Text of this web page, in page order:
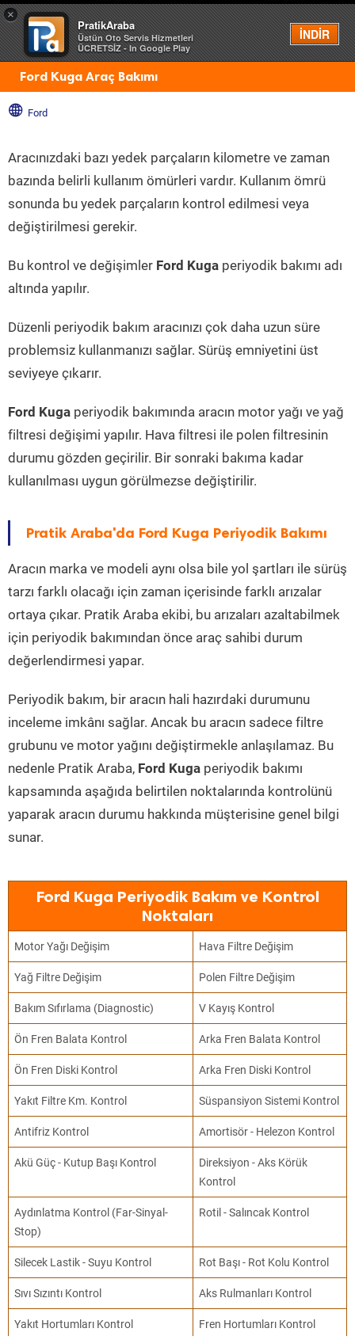
×
PratikAraba
Üstün Oto Servis Hizmetleri
ÜCRETSİZ - In Google Play
İNDİR
Menü
Ford Kuga Araç Bakımı
Ford
Aracınızdaki bazı yedek parçaların kilometre ve zaman
bazında belirli kullanım ömürleri vardır. Kullanım ömrü
sonunda bu yedek parçaların kontrol edilmesi veya
değiştirilmesi gerekir.
Bu kontrol ve değişimler Ford Kuga periyodik bakımı adı
altında yapılır.
Düzenli periyodik bakım aracınızı çok daha uzun süre
problemsiz kullanmanızı sağlar. Sürüş emniyetini üst
seviyeye çıkarır.
Ford Kuga periyodik bakımında aracın motor yağı ve yağ
filtresi değişimi yapılır. Hava filtresi ile polen filtresinin
durumu gözden geçirilir. Bir sonraki bakıma kadar
kullanılması uygun görülmezse değiştirilir.
Pratik Araba'da Ford Kuga Periyodik Bakımı
Aracın marka ve modeli aynı olsa bile yol şartları ile sürüş
tarzı farklı olacağı için zaman içerisinde farklı arızalar
ortaya çıkar. Pratik Araba ekibi, bu arızaları azaltabilmek
için periyodik bakımından önce araç sahibi durum
değerlendirmesi yapar.
Periyodik bakım, bir aracın hali hazırdaki durumunu
inceleme imkânı sağlar. Ancak bu aracın sadece filtre
grubunu ve motor yağını değiştirmekle anlaşılamaz. Bu
nedenle Pratik Araba, Ford Kuga periyodik bakımı
kapsamında aşağıda belirtilen noktalarında kontrolünü
yaparak aracın durumu hakkında müşterisine genel bilgi
sunar.
Ford Kuga Periyodik Bakım ve Kontrol
Noktaları
Motor Yağı Değişim Hava Filtre Değişim
Yağ Filtre Değişim Polen Filtre Değişim
Bakım Sıfırlama (Diagnostic) V Kayış Kontrol
Ön Fren Balata Kontrol Arka Fren Balata Kontrol
Ön Fren Diski Kontrol Arka Fren Diski Kontrol
Yakıt Filtre Km. Kontrol Süspansiyon Sistemi Kontrol
Antifriz Kontrol Amortisör - Helezon Kontrol
Akü Güç - Kutup Başı Kontrol
Direksiyon - Aks Körük
Kontrol
Aydınlatma Kontrol (Far-Sinyal-
Stop)
Rotil - Salıncak Kontrol
Silecek Lastik - Suyu Kontrol Rot Başı - Rot Kolu Kontrol
Sıvı Sızıntı Kontrol Aks Rulmanları Kontrol
Yakıt Hortumları Kontrol Fren Hortumları Kontrol